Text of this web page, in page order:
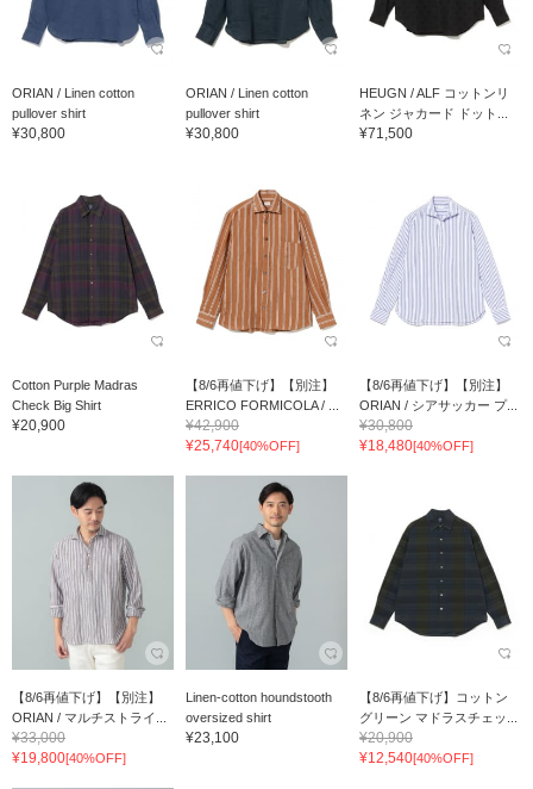
ORIAN / Linen cotton
pullover shirt
¥30,800
ORIAN / Linen cotton
pullover shirt
¥30,800
HEUGN / ALF コットンリ
ネン ジャカード ドット...
¥71,500
Cotton Purple Madras
Check Big Shirt
¥20,900
【8/6再値下げ】【別注】
ERRICO FORMICOLA / ...
¥42,900
¥25,740[40%OFF]
【8/6再値下げ】【別注】
ORIAN / シアサッカー プ...
¥30,800
¥18,480[40%OFF]
【8/6再値下げ】【別注】
ORIAN / マルチストライ...
¥33,000
¥19,800[40%OFF]
Linen-cotton houndstooth
oversized shirt
¥23,100
【8/6再値下げ】コットン
グリーン マドラスチェッ...
¥20,900
¥12,540[40%OFF]